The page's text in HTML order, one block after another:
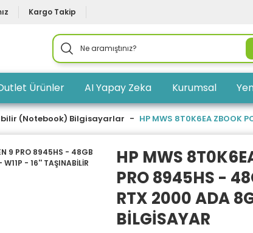
Kargo Takip
Ürünler AI Yapay Zeka Kurumsal
(Notebook) Bilgisayarlar HP MWS 8T0K6EA ZBOOK
HP MWS
PRO 8945HS -
RTX 2000 ADA
BİLGİSAYAR